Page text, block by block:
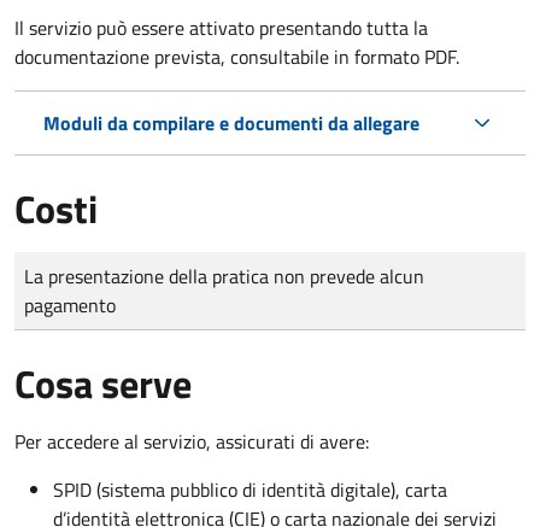
Il servizio può essere attivato presentando tutta la
documentazione prevista, consultabile in formato PDF.
Moduli da compilare e documenti da allegare
Costi
Tipo di pagamento
Importo
La presentazione della pratica non prevede alcun
pagamento
Cosa serve
Per accedere al servizio, assicurati di avere:
SPID (sistema pubblico di identità digitale), carta
d’identità elettronica (CIE) o carta nazionale dei servizi